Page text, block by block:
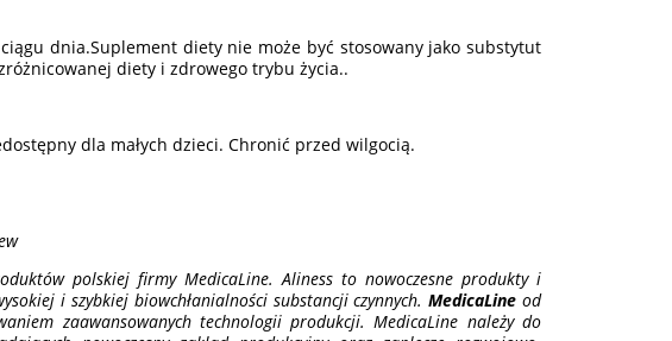
dnia.Suplement diety nie może być stosowany jako substytut
diety i zdrowego trybu życia..
dla małych dzieci. Chronić przed wilgocią.
polskiej firmy MedicaLine. Aliness to nowoczesne produkty i
i szybkiej biowchłanialności substancji czynnych.MedicaLine od
zaawansowanych technologii produkcji. MedicaLine należy do